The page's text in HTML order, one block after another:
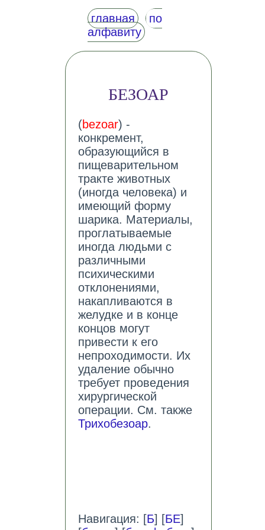
главная
по
алфавиту
БЕЗОАР
(bezoar) -
конкремент,
образующийся в
пищеварительном
тракте животных
(иногда человека) и
имеющий форму
шарика. Материалы,
проглатываемые
иногда людьми с
различными
психическими
отклонениями,
накапливаются в
желудке и в конце
концов могут
привести к его
непроходимости. Их
удаление обычно
требует проведения
хирургической
операции. См. также
Трихобезоар.
Навигация: [Б] [БЕ]